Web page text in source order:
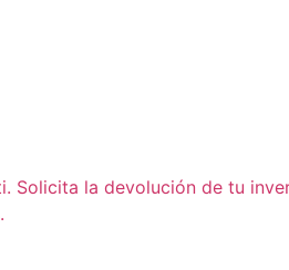
Solicita la devolución de tu